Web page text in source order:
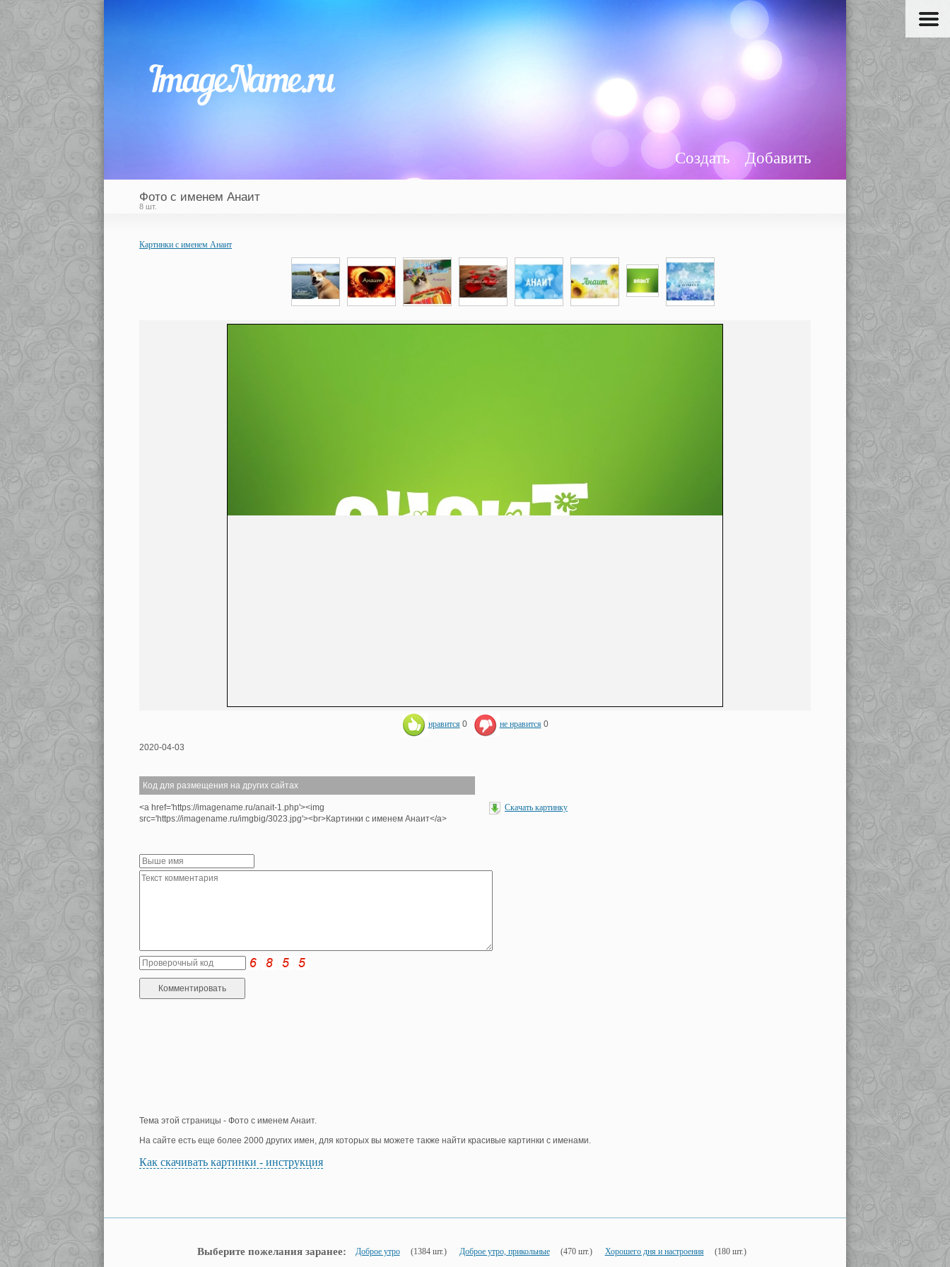
Добавить
Создать
Фото с именем Анаит
8 шт.
Картинки с именем Анаит
нравится 0 не нравится 0
2020-04-03
Код для размещения на других сайтах
<a href='https://imagename.ru/anait-1.php'><img
src='https://imagename.ru/imgbig/3023.jpg'><br>Картинки с именем Анаит</a>
Скачать картинку
Тема этой страницы - Фото с именем Анаит.
На сайте есть еще более 2000 других имен, для которых вы можете также найти красивые картинки с именами.
Как скачивать картинки - инструкция
Выберите пожелания заранее: Доброе утро (1384 шт.) Доброе утро, прикольные (470 шт.) Хорошего дня и настроения (180 шт.)